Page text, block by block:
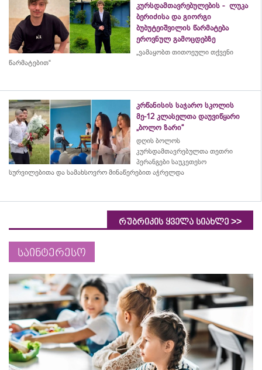
კურსდამთავრებულების - ლუკა
ბერიძისა და გიორგი
ბუბუტეიშვილის წარმატება
ეროვნულ გამოცდებზე
„ვამაყობთ თითოეული თქვენი
წარმატებით“
კრწანისის საჯარო სკოლის
მე-12 კლასელთა დაუვიწყარი
„ბოლო ზარი“
დღის ბოლოს
კურსდამთავრებულთა თეთრი
პერანგები საუკეთესო
სურვილებითა და სამახსოვრო მინაწერებით აჭრელდა
რუბრიკის ყველა სიახლე >>
საინტერესო